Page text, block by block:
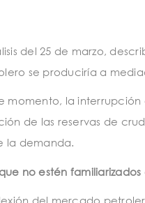
del 25 de marzo,
se produciría a
momento, la interrupción
de las reservas de
la demanda.
no estén